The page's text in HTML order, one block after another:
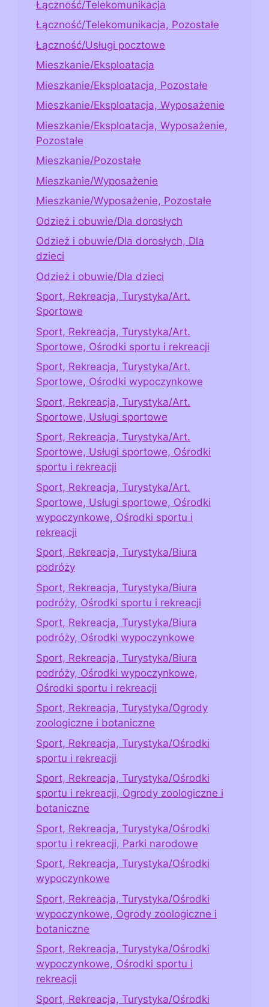
Łączność/Telekomunikacja
Łączność/Telekomunikacja, Pozostałe
Łączność/Usługi pocztowe
Mieszkanie/Eksploatacja
Mieszkanie/Eksploatacja, Pozostałe
Mieszkanie/Eksploatacja, Wyposażenie
Mieszkanie/Eksploatacja, Wyposażenie,
Pozostałe
Mieszkanie/Pozostałe
Mieszkanie/Wyposażenie
Mieszkanie/Wyposażenie, Pozostałe
Odzież i obuwie/Dla dorosłych
Odzież i obuwie/Dla dorosłych, Dla
dzieci
Odzież i obuwie/Dla dzieci
Sport, Rekreacja, Turystyka/Art.
Sportowe
Sport, Rekreacja, Turystyka/Art.
Sportowe, Ośrodki sportu i rekreacji
Sport, Rekreacja, Turystyka/Art.
Sportowe, Ośrodki wypoczynkowe
Sport, Rekreacja, Turystyka/Art.
Sportowe, Usługi sportowe
Sport, Rekreacja, Turystyka/Art.
Sportowe, Usługi sportowe, Ośrodki
sportu i rekreacji
Sport, Rekreacja, Turystyka/Art.
Sportowe, Usługi sportowe, Ośrodki
wypoczynkowe, Ośrodki sportu i
rekreacji
Sport, Rekreacja, Turystyka/Biura
podróży
Sport, Rekreacja, Turystyka/Biura
podróży, Ośrodki sportu i rekreacji
Sport, Rekreacja, Turystyka/Biura
podróży, Ośrodki wypoczynkowe
Sport, Rekreacja, Turystyka/Biura
podróży, Ośrodki wypoczynkowe,
Ośrodki sportu i rekreacji
Sport, Rekreacja, Turystyka/Ogrody
zoologiczne i botaniczne
Sport, Rekreacja, Turystyka/Ośrodki
sportu i rekreacji
Sport, Rekreacja, Turystyka/Ośrodki
sportu i rekreacji, Ogrody zoologiczne i
botaniczne
Sport, Rekreacja, Turystyka/Ośrodki
sportu i rekreacji, Parki narodowe
Sport, Rekreacja, Turystyka/Ośrodki
wypoczynkowe
Sport, Rekreacja, Turystyka/Ośrodki
wypoczynkowe, Ogrody zoologiczne i
botaniczne
Sport, Rekreacja, Turystyka/Ośrodki
wypoczynkowe, Ośrodki sportu i
rekreacji
Sport, Rekreacja, Turystyka/Ośrodki